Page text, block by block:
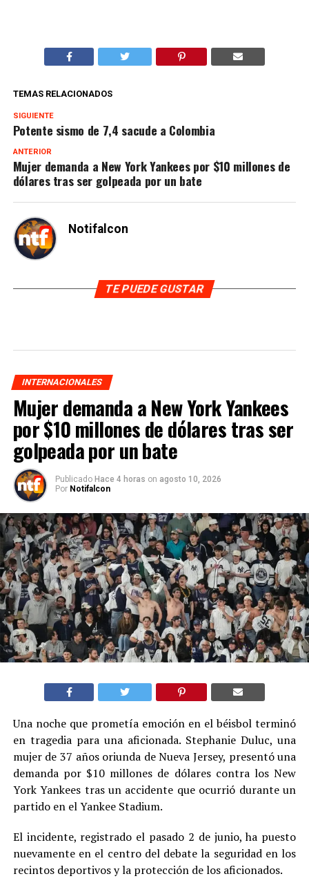
TEMAS RELACIONADOS
SIGUIENTE
Potente sismo de 7,4 sacude a Colombia
ANTERIOR
Mujer demanda a New York Yankees por $10 millones de
dólares tras ser golpeada por un bate
Notifalcon
TE PUEDE GUSTAR
INTERNACIONALES
Mujer demanda a New York Yankees
por $10 millones de dólares tras ser
golpeada por un bate
Publicado Hace 4 horas on agosto 10, 2026
Por Notifalcon
Una noche que prometía emoción en el béisbol terminó
en tragedia para una aficionada. Stephanie Duluc, una
mujer de 37 años oriunda de Nueva Jersey, presentó una
demanda por $10 millones de dólares contra los New
York Yankees tras un accidente que ocurrió durante un
partido en el Yankee Stadium.
El incidente, registrado el pasado 2 de junio, ha puesto
nuevamente en el centro del debate la seguridad en los
recintos deportivos y la protección de los aficionados.